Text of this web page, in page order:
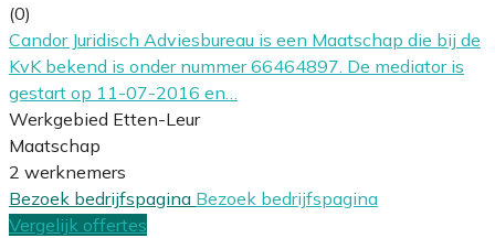
(0)
Candor Juridisch Adviesbureau is een Maatschap die bij de
KvK bekend is onder nummer 66464897. De mediator is
gestart op 11-07-2016 en…
Werkgebied Etten-Leur
Maatschap
2 werknemers
Bezoek bedrijfspagina Bezoek bedrijfspagina
Vergelijk offertes